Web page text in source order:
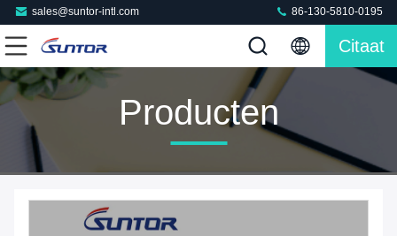
sales@suntor-intl.com 86-130-5810-0195
Citaat
Producten